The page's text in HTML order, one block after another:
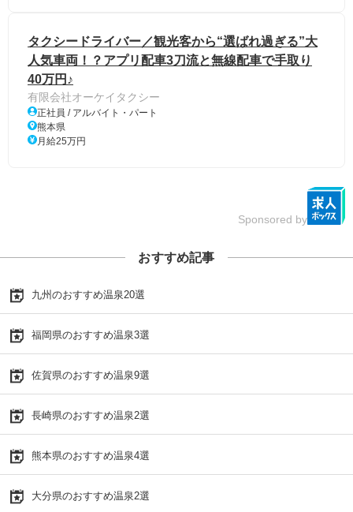
タクシードライバー／観光客から“選ばれ過ぎる”大
人気車両！？アプリ配車3刀流と無線配車で手取り
40万円♪
有限会社オーケイタクシー
正社員 / アルバイト・パート
熊本県
月給25万円
Sponsored by
おすすめ記事
九州のおすすめ温泉20選
福岡県のおすすめ温泉3選
佐賀県のおすすめ温泉9選
長崎県のおすすめ温泉2選
熊本県のおすすめ温泉4選
大分県のおすすめ温泉2選